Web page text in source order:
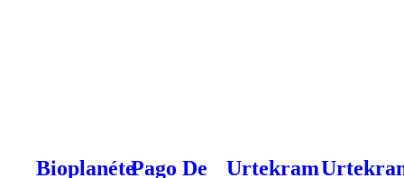
BioplanétePago De
Urtekram